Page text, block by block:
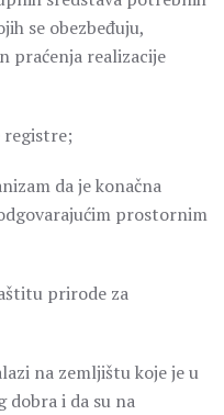
se obezbeđuju,
praćenja realizacije
registre;
da je konačna
prostornim
prirode za
na zemljištu koje je u
dobra i da su na